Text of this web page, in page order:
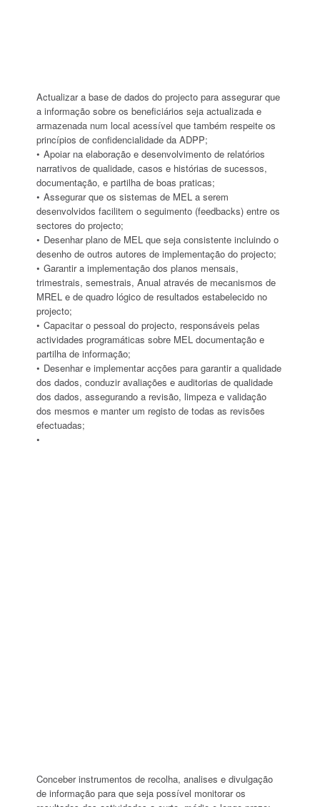
Actualizar a base de dados do projecto para assegurar que
a informação sobre os beneficiários seja actualizada e
armazenada num local acessível que também respeite os
princípios de confidencialidade da ADPP;
Apoiar na elaboração e desenvolvimento de relatórios
narrativos de qualidade, casos e histórias de sucessos,
documentação, e partilha de boas praticas;
Assegurar que os sistemas de MEL a serem
desenvolvidos facilitem o seguimento (feedbacks) entre os
sectores do projecto;
Desenhar plano de MEL que seja consistente incluindo o
desenho de outros autores de implementação do projecto;
Garantir a implementação dos planos mensais,
trimestrais, semestrais, Anual através de mecanismos de
MREL e de quadro lógico de resultados estabelecido no
projecto;
Capacitar o pessoal do projecto, responsáveis pelas
actividades programáticas sobre MEL documentação e
partilha de informação;
Desenhar e implementar acções para garantir a qualidade
dos dados, conduzir avaliações e auditorias de qualidade
dos dados, assegurando a revisão, limpeza e validação
dos mesmos e manter um registo de todas as revisões
efectuadas;
Conceber instrumentos de recolha, analises e divulgação
de informação para que seja possível monitorar os